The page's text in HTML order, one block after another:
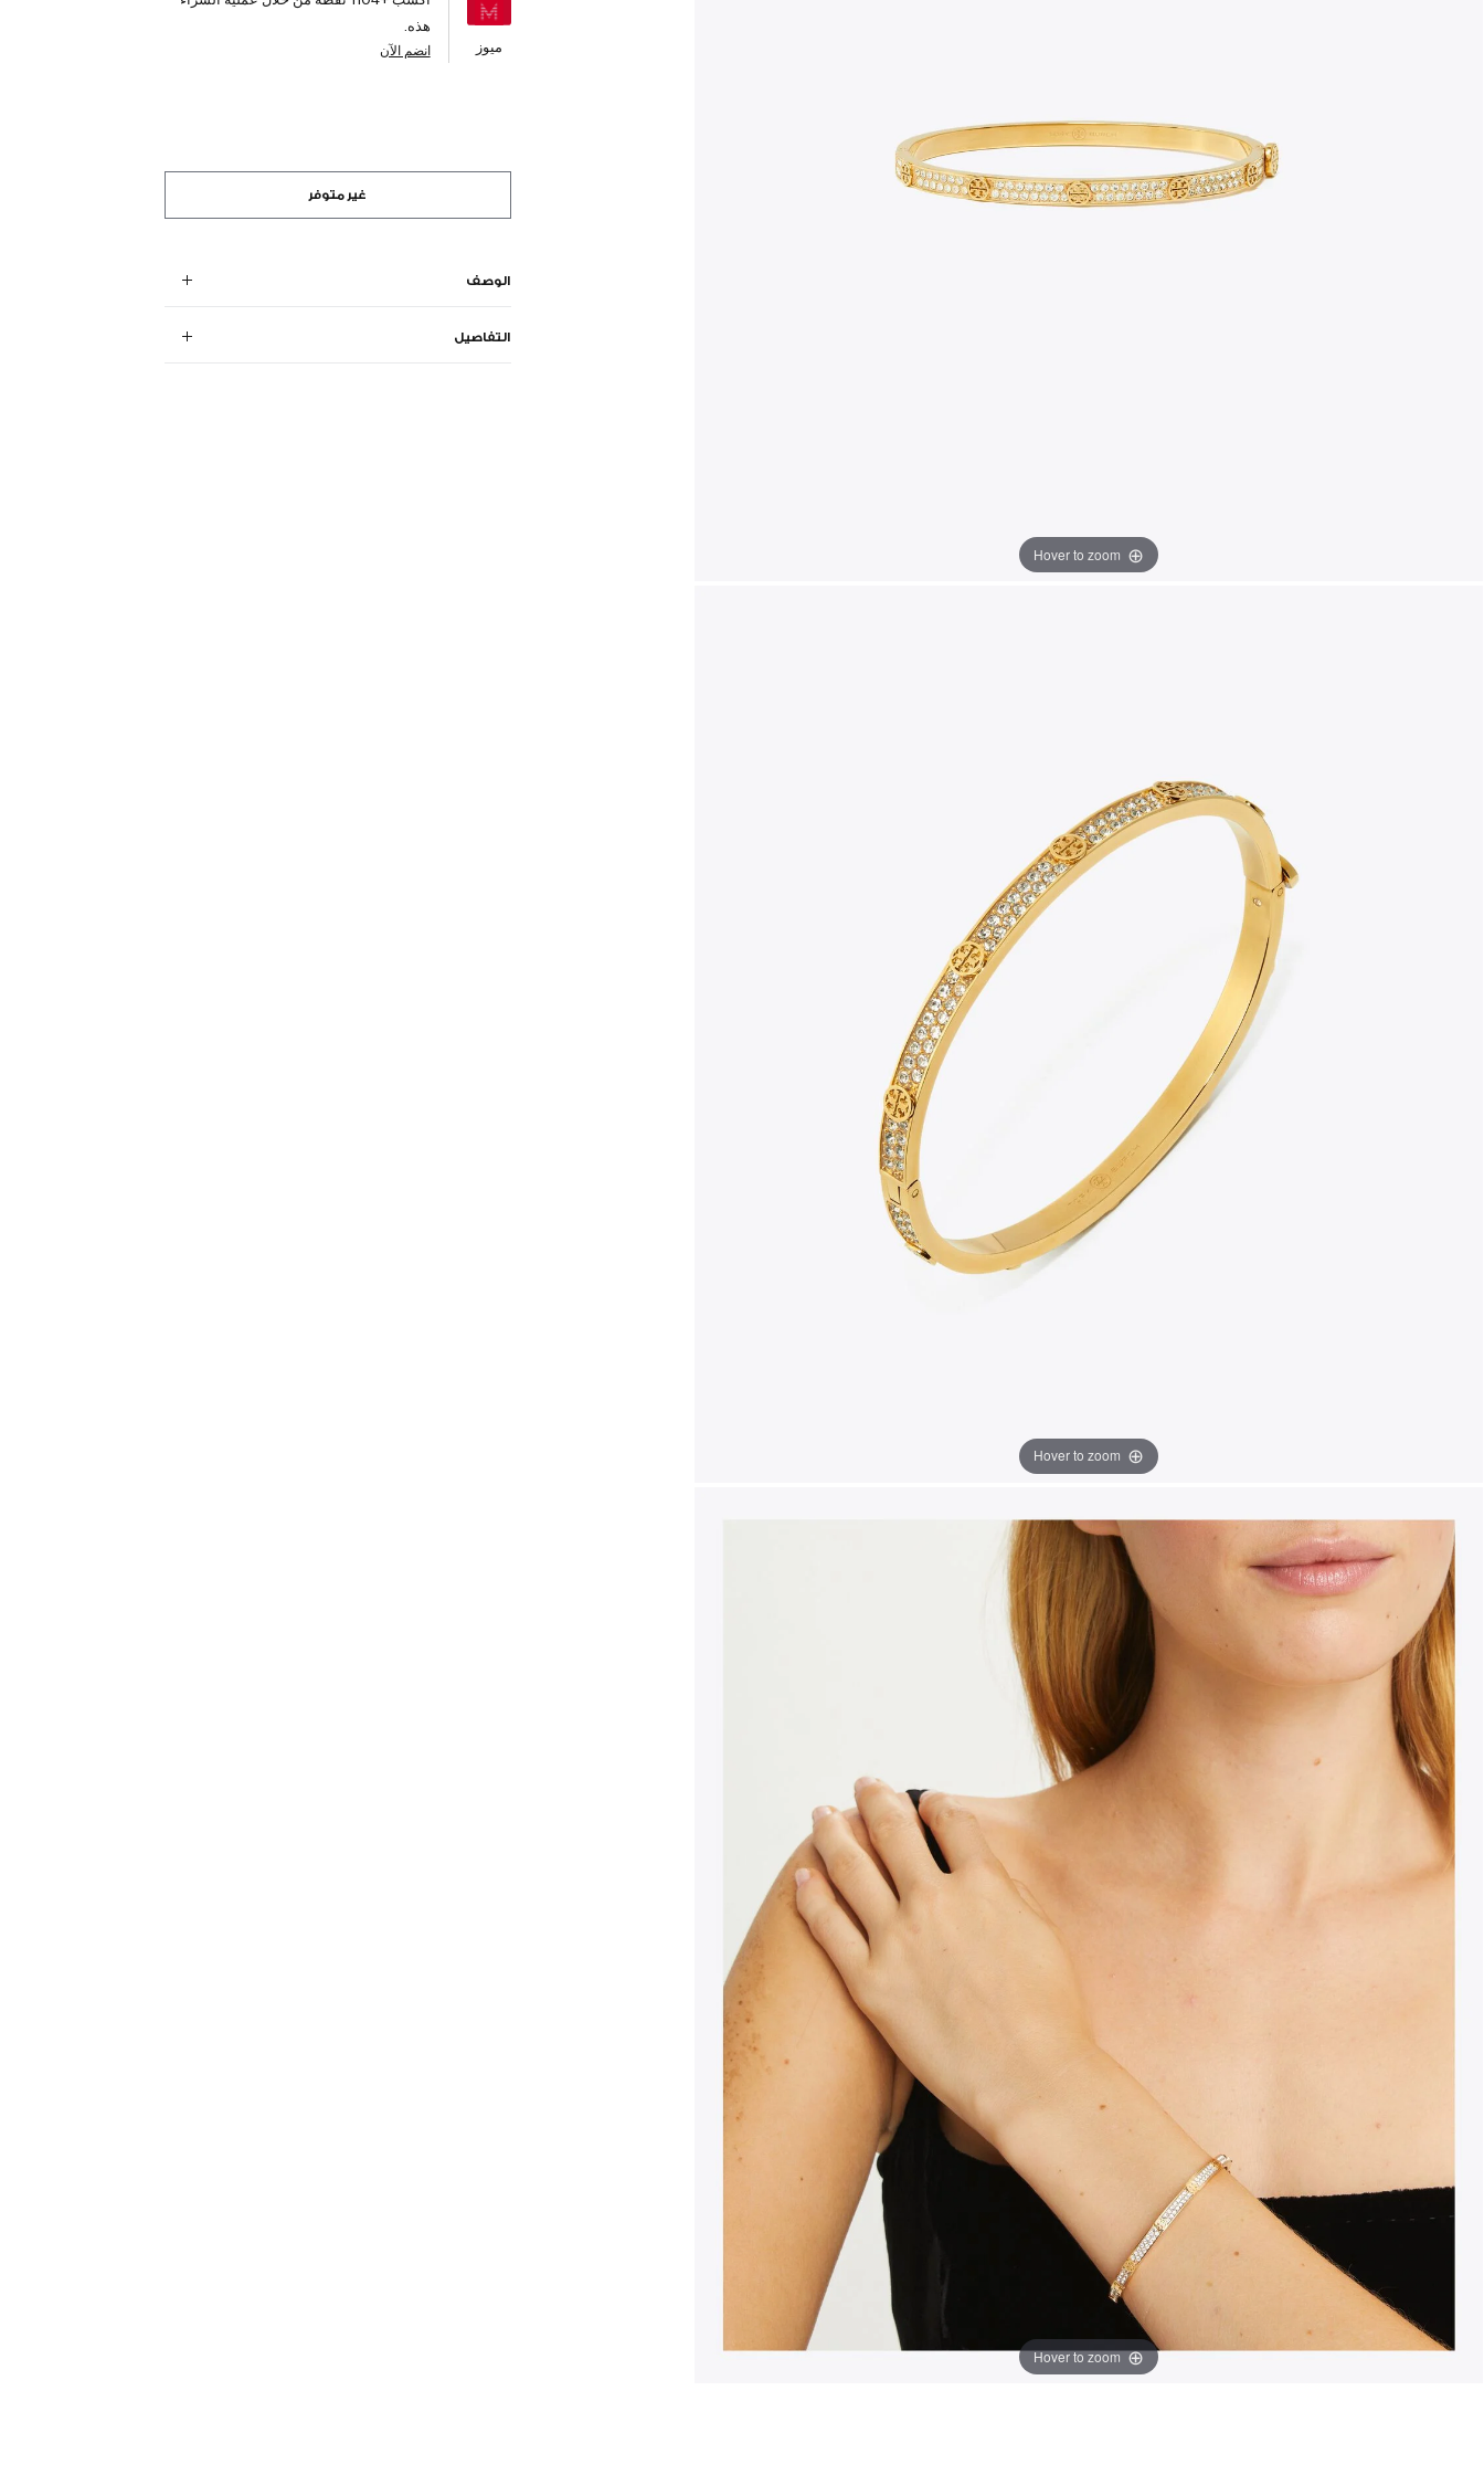
Hover to zoom
Hover to zoom
Hover to zoom
ميوز
هذه.
انضم الآن
غير متوفر
الوصف
التفاصيل